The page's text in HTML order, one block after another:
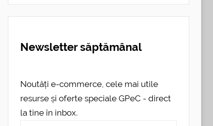
Newsletter săptămânal
Noutăți e-commerce, cele mai utile
resurse și oferte speciale GPeC - direct
la tine în inbox.